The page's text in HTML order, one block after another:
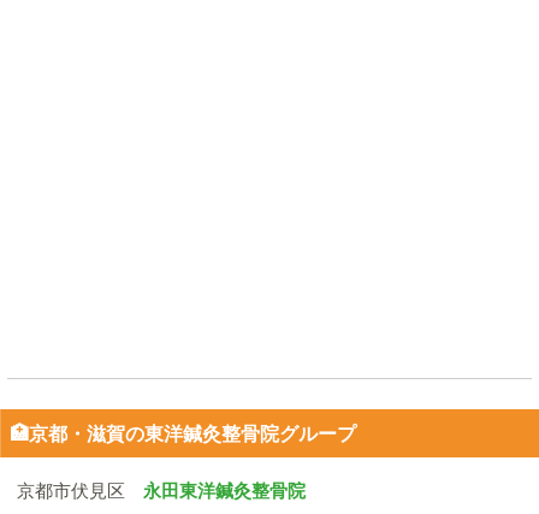
🏥京都・滋賀の東洋鍼灸整骨院グループ
京都市伏見区 永田東洋鍼灸整骨院